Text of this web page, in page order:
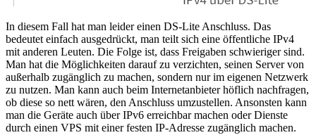
In diesem Fall hat man leider einen DS-Lite Anschluss. Das
bedeutet einfach ausgedrückt, man teilt sich eine öffentliche IPv4
mit anderen Leuten. Die Folge ist, dass Freigaben schwieriger sind.
Man hat die Möglichkeiten darauf zu verzichten, seinen Server von
außerhalb zugänglich zu machen, sondern nur im eigenen Netzwerk
zu nutzen. Man kann auch beim Internetanbieter höflich nachfragen,
ob diese so nett wären, den Anschluss umzustellen. Ansonsten kann
man die Geräte auch über IPv6 erreichbar machen oder Dienste
durch einen VPS mit einer festen IP-Adresse zugänglich machen.